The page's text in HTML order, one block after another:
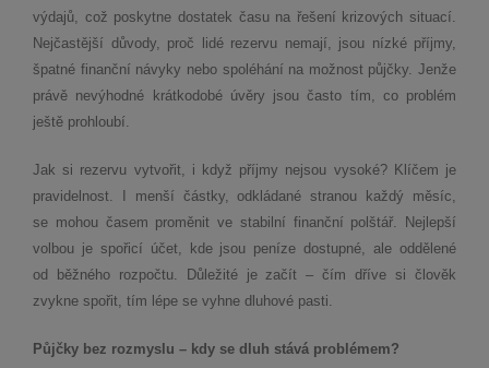
výdajů, což poskytne dostatek času na řešení krizových situací.
Nejčastější důvody, proč lidé rezervu nemají, jsou nízké příjmy,
špatné finanční návyky nebo spoléhání na možnost půjčky. Jenže
právě nevýhodné krátkodobé úvěry jsou často tím, co problém
ještě prohloubí.
Jak si rezervu vytvořit, i když příjmy nejsou vysoké? Klíčem je
pravidelnost. I menší částky, odkládané stranou každý měsíc,
se mohou časem proměnit ve stabilní finanční polštář. Nejlepší
volbou je spořicí účet, kde jsou peníze dostupné, ale oddělené
od běžného rozpočtu. Důležité je začít – čím dříve si člověk
zvykne spořit, tím lépe se vyhne dluhové pasti.
Půjčky bez rozmyslu – kdy se dluh stává problémem?